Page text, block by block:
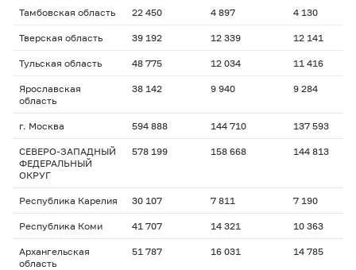
Тамбовская область 22 450 4 897 4 130
Тверская область 39 192 12 339 12 141
Тульская область 48 775 12 034 11 416
Ярославская
область
38 142 9 940 9 284
г. Москва 594 888 144 710 137 593
СЕВЕРО-ЗАПАДНЫЙ
ФЕДЕРАЛЬНЫЙ
ОКРУГ
578 199 158 668 144 813
Республика Карелия 30 107 7 811 7 190
Республика Коми 41 707 14 321 10 363
Архангельская
область
51 787 16 031 14 785